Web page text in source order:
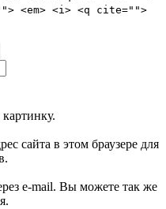
<em> <i> <q cite="">
сайта в этом браузере для
e-mail. Вы можете так же